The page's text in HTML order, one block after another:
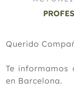
Querido
Te
en Barcelona.